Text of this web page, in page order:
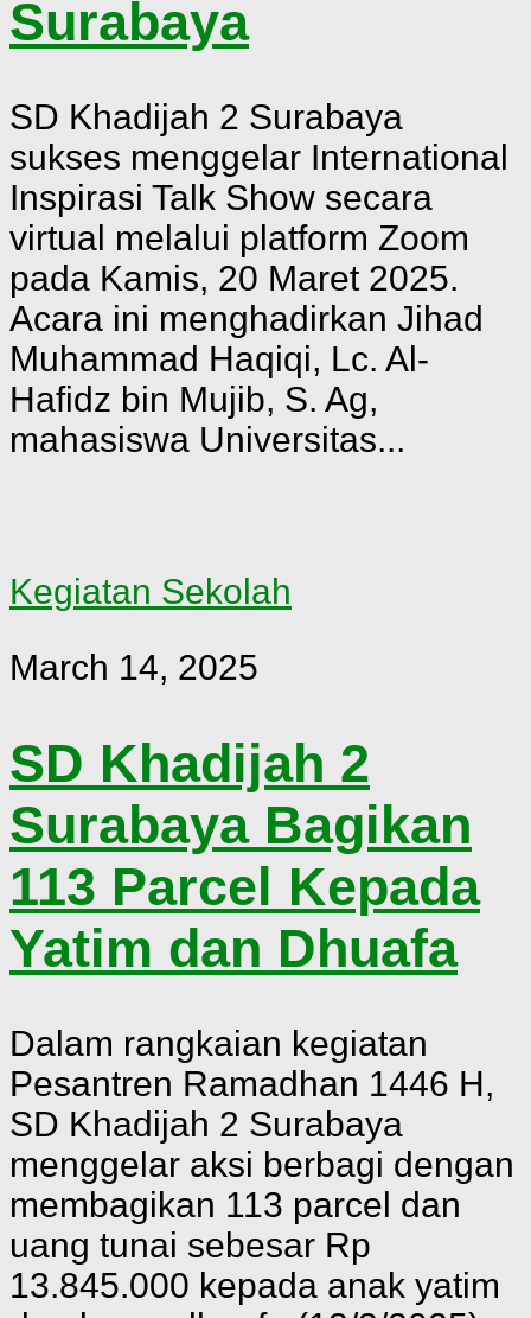
Surabaya
SD Khadijah 2 Surabaya
sukses menggelar International
Inspirasi Talk Show secara
virtual melalui platform Zoom
pada Kamis, 20 Maret 2025.
Acara ini menghadirkan Jihad
Muhammad Haqiqi, Lc. Al-
Hafidz bin Mujib, S. Ag,
mahasiswa Universitas...
Kegiatan Sekolah
March 14, 2025
SD Khadijah 2
Surabaya Bagikan
113 Parcel Kepada
Yatim dan Dhuafa
Dalam rangkaian kegiatan
Pesantren Ramadhan 1446 H,
SD Khadijah 2 Surabaya
menggelar aksi berbagi dengan
membagikan 113 parcel dan
uang tunai sebesar Rp
13.845.000 kepada anak yatim